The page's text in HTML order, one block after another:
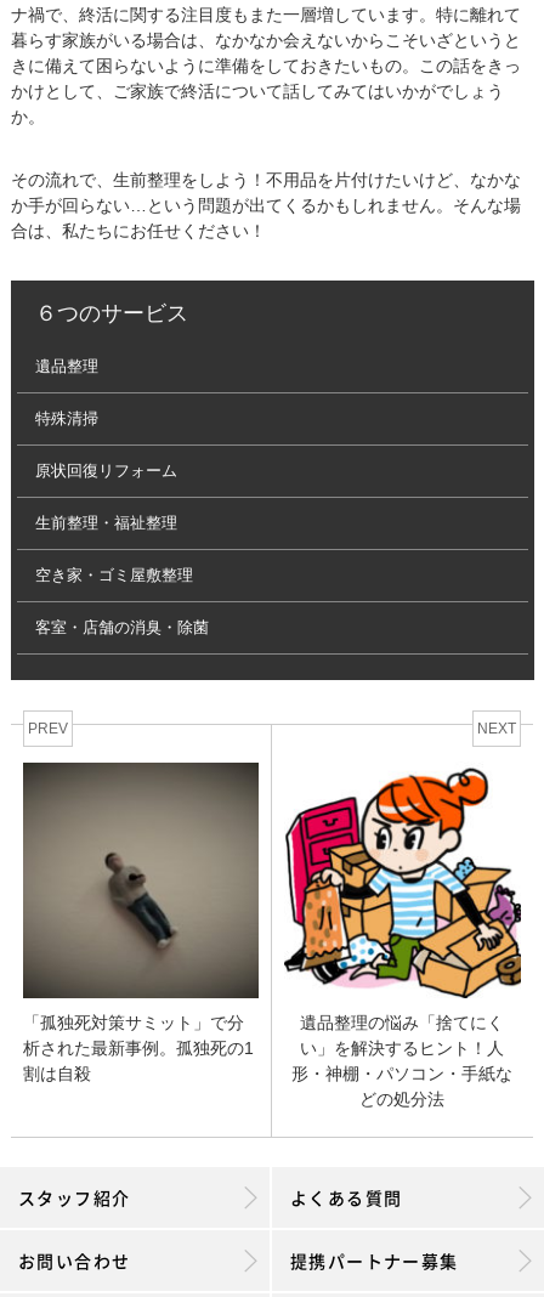
ナ禍で、終活に関する注目度もまた一層増しています。特に離れて
暮らす家族がいる場合は、なかなか会えないからこそいざというと
きに備えて困らないように準備をしておきたいもの。この話をきっ
かけとして、ご家族で終活について話してみてはいかがでしょう
か。
その流れで、生前整理をしよう！不用品を片付けたいけど、なかな
か手が回らない…という問題が出てくるかもしれません。そんな場
合は、私たちにお任せください！
６つのサービス
遺品整理
特殊清掃
原状回復リフォーム
生前整理・福祉整理
空き家・ゴミ屋敷整理
客室・店舗の消臭・除菌
PREV
「孤独死対策サミット」で分
析された最新事例。孤独死の1
割は自殺
NEXT
遺品整理の悩み「捨てにく
い」を解決するヒント！人
形・神棚・パソコン・手紙な
どの処分法
スタッフ紹介 よくある質問
お問い合わせ 提携パートナー募集